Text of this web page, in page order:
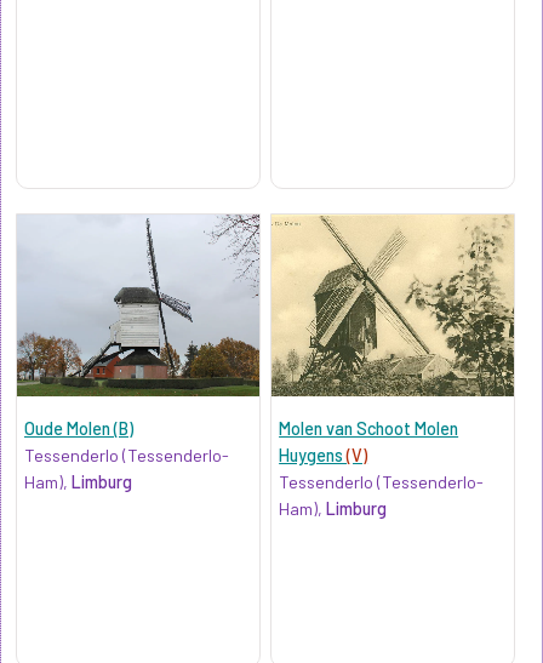
Oude Molen (B)
Tessenderlo (Tessenderlo-
Ham), Limburg
Molen van Schoot Molen
Huygens(V)
Tessenderlo (Tessenderlo-
Ham),Limburg